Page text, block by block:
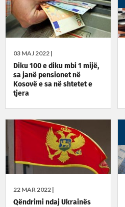
03 MAJ 2022 |
Diku 100 e diku mbi 1 mijë,
sa janë pensionet në
Kosovë e sa në shtetet e
tjera
22 MAR 2022 |
Qëndrimi ndaj Ukrainës